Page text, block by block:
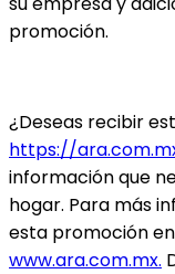
promoción.
https://
información que
hogar. Para más
www.ara.com.mx.